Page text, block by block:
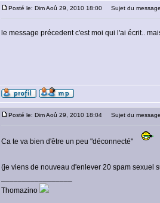
Posté le: Dim Aoû 29, 2010 18:00 Sujet du
le message précedent c'est moi qui l'ai écrit..
Posté le: Dim Aoû 29, 2010 18:04 Sujet du
Ca te va bien d'être un peu "déconnecté"
(je viens de nouveau d'enlever 20 spam sexuel
Thomazino